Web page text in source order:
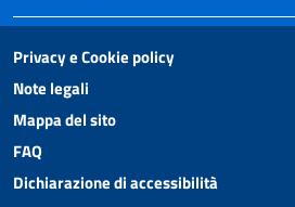
Privacy e Cookie policy
Note legali
Mappa del sito
FAQ
Dichiarazione di accessibilità